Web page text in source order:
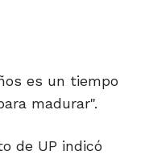
es un tiempo
madurar".
de UP indicó